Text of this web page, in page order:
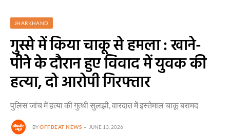
JHARKHAND
गुस्से में किया चाकू से हमला : खाने-
पीने के दौरान हुए विवाद में युवक की
हत्या, दो आरोपी गिरफ्तार
पुलिस जांच में हत्या की गुत्थी सुलझी, वारदात में इस्तेमाल चाकू बरामद
BYOFFBEAT NEWS JUNE 13, 2026